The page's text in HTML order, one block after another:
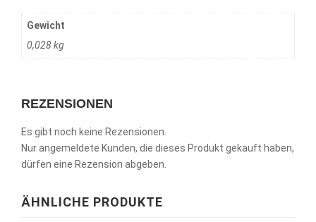
Gewicht
0,028 kg
REZENSIONEN
Es gibt noch keine Rezensionen.
Nur angemeldete Kunden, die dieses Produkt gekauft haben,
dürfen eine Rezension abgeben.
ÄHNLICHE PRODUKTE